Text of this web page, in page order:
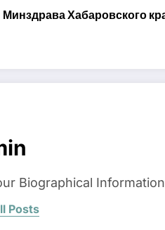
Хабаровского
Biographical
Posts